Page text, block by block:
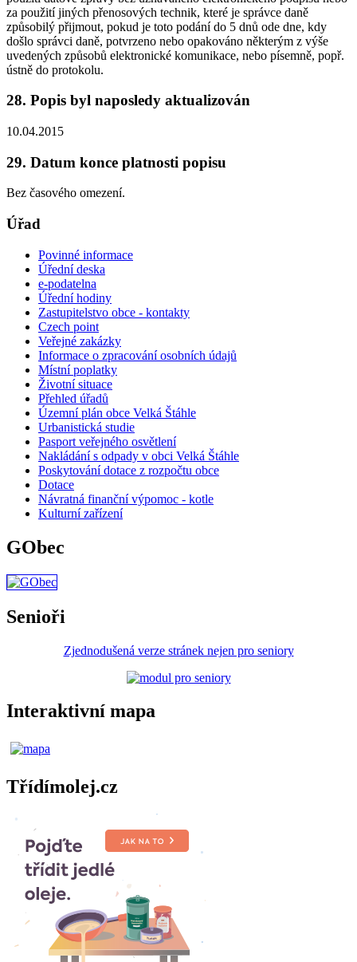
za použití jiných přenosových technik, které je správce daně
způsobilý přijmout, pokud je toto podání do 5 dnů ode dne, kdy
došlo správci daně, potvrzeno nebo opakováno některým z výše
uvedených způsobů elektronické komunikace, nebo písemně, popř.
ústně do protokolu.
28. Popis byl naposledy aktualizován
10.04.2015
29. Datum konce platnosti popisu
Bez časového omezení.
Úřad
Povinné informace
Úřední deska
e-podatelna
Úřední hodiny
Zastupitelstvo obce - kontakty
Czech point
Veřejné zakázky
Informace o zpracování osobních údajů
Místní poplatky
Životní situace
Přehled úřadů
Územní plán obce Velká Štáhle
Urbanistická studie
Pasport veřejného osvětlení
Nakládání s odpady v obci Velká Štáhle
Poskytování dotace z rozpočtu obce
Dotace
Návratná finanční výpomoc - kotle
Kulturní zařízení
GObec
Senioři
Zjednodušená verze stránek nejen pro seniory
Interaktivní mapa
Třídímolej.cz